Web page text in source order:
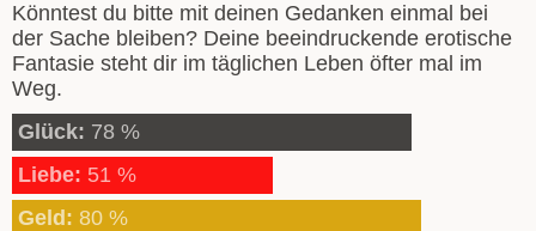
Könntest du bitte mit deinen Gedanken einmal bei
der Sache bleiben? Deine beeindruckende erotische
Fantasie steht dir im täglichen Leben öfter mal im
Weg.
Glück: 78 %
Liebe: 51 %
Geld: 80 %